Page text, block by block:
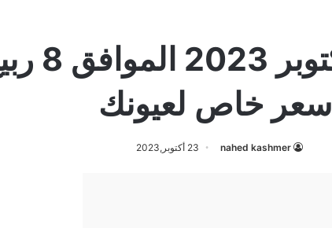
سعر خاص لعيونك
nahed kashmer 23 أكتوبر,2023